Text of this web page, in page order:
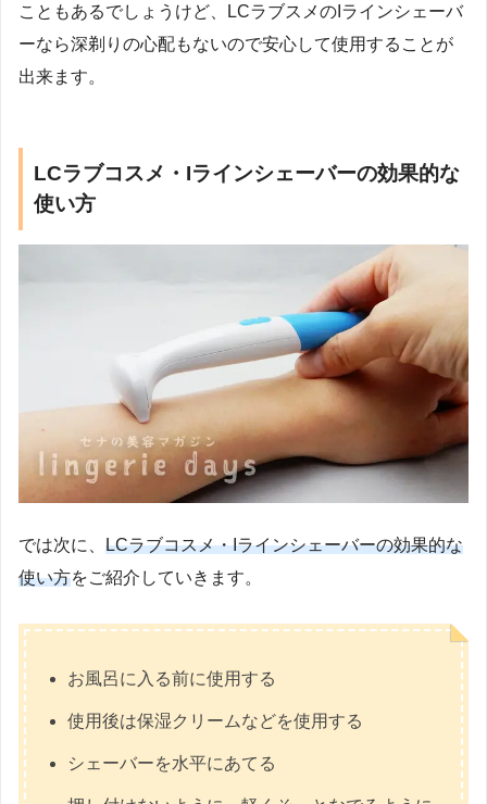
こともあるでしょうけど、LCラブスメのIラインシェーバ
ーなら深剃りの心配もないので安心して使用することが
出来ます。
LCラブコスメ・Iラインシェーバーの効果的な
使い方
では次に、 LCラブコスメ・Iラインシェーバーの効果的な
使い方をご紹介していきます。
お風呂に入る前に使用する
使用後は保湿クリームなどを使用する
シェーバーを水平にあてる